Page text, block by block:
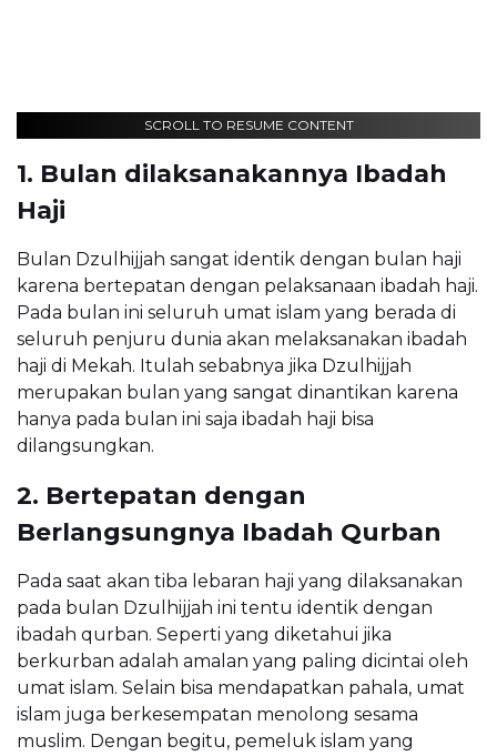
SCROLL TO RESUME CONTENT
1. Bulan dilaksanakannya Ibadah
Haji
Bulan Dzulhijjah sangat identik dengan bulan haji
karena bertepatan dengan pelaksanaan ibadah haji.
Pada bulan ini seluruh umat islam yang berada di
seluruh penjuru dunia akan melaksanakan ibadah
haji di Mekah. Itulah sebabnya jika Dzulhijjah
merupakan bulan yang sangat dinantikan karena
hanya pada bulan ini saja ibadah haji bisa
dilangsungkan.
2. Bertepatan dengan
Berlangsungnya Ibadah Qurban
Pada saat akan tiba lebaran haji yang dilaksanakan
pada bulan Dzulhijjah ini tentu identik dengan
ibadah qurban. Seperti yang diketahui jika
berkurban adalah amalan yang paling dicintai oleh
umat islam. Selain bisa mendapatkan pahala, umat
islam juga berkesempatan menolong sesama
muslim. Dengan begitu, pemeluk islam yang